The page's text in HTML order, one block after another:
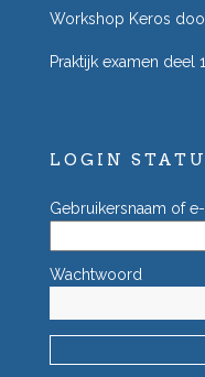
Workshop Keros
Praktijk examen deel 1
LOGIN
Gebruikersnaam of
Wachtwoord